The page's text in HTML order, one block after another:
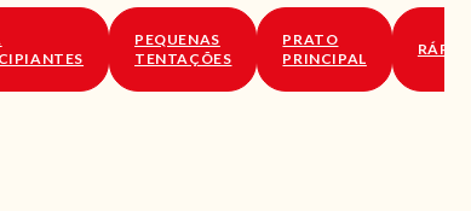
PEQUENAS
TENTAÇÕES
PRATO
PRINCIPAL